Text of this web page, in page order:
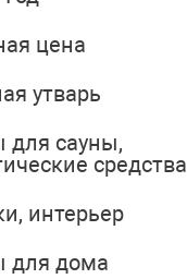
цена
утварь
для сауны,
средства
интерьер
для дома